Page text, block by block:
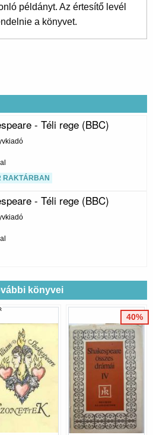
példányt. Az értesítő levél
a könyvet.
- Téli rege (BBC)
RAKTÁRBAN
- Téli rege (BBC)
könyvei
40%